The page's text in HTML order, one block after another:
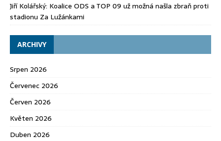
Jiří Kolářský: Koalice ODS a TOP 09 už možná našla zbraň proti
stadionu Za Lužánkami
ARCHIVY
Srpen 2026
Červenec 2026
Červen 2026
Květen 2026
Duben 2026